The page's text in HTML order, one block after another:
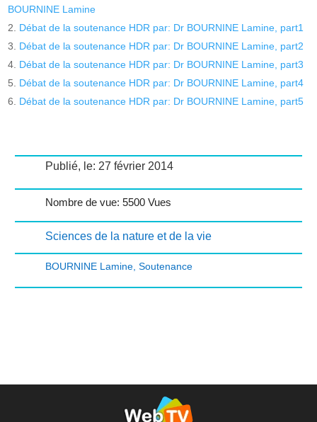
BOURNINE Lamine
Débat de la soutenance HDR par: Dr BOURNINE Lamine, part1
Débat de la soutenance HDR par: Dr BOURNINE Lamine, part2
Débat de la soutenance HDR par: Dr BOURNINE Lamine, part3
Débat de la soutenance HDR par: Dr BOURNINE Lamine, part4
Débat de la soutenance HDR par: Dr BOURNINE Lamine, part5
Publié, le: 27 février 2014
Nombre de vue: 5500 Vues
Sciences de la nature et de la vie
BOURNINE Lamine, Soutenance